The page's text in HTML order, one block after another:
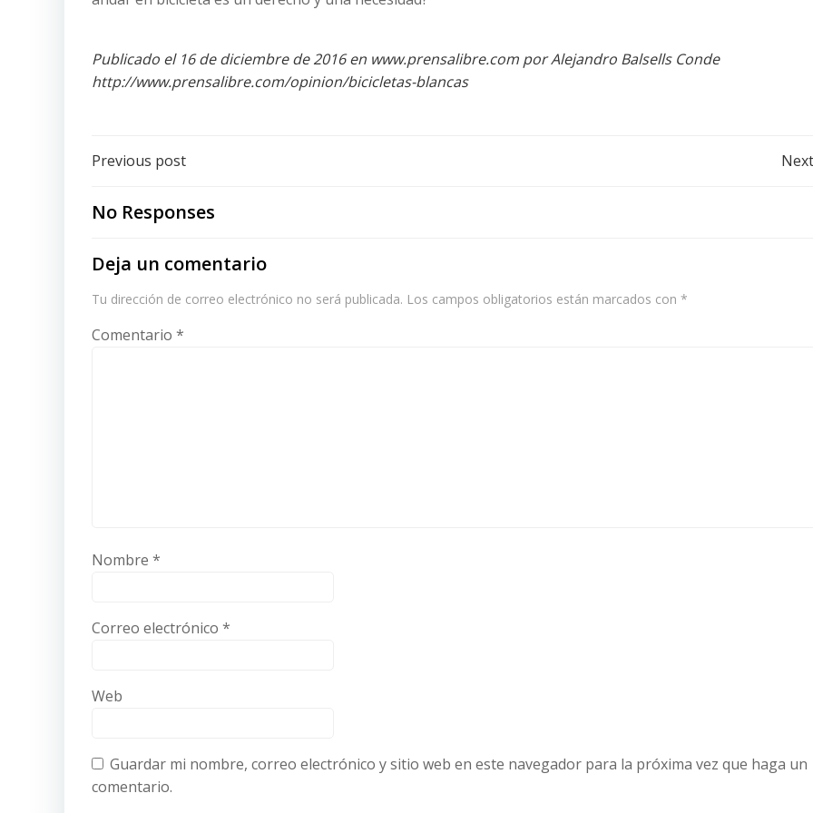
Publicado el 16 de diciembre de 2016 en www.prensalibre.com por Alejandro Balsells Conde
http://www.prensalibre.com/opinion/bicicletas-blancas
Post
navigation
Previous post
No Responses
Deja un comentario
Tu dirección de correo electrónico no será publicada. Los campos obligatorios están marcados con *
Comentario *
Nombre *
Correo electrónico *
Web
Guardar mi nombre, correo electrónico y sitio web en este navegador para la próxima vez que haga un
comentario.